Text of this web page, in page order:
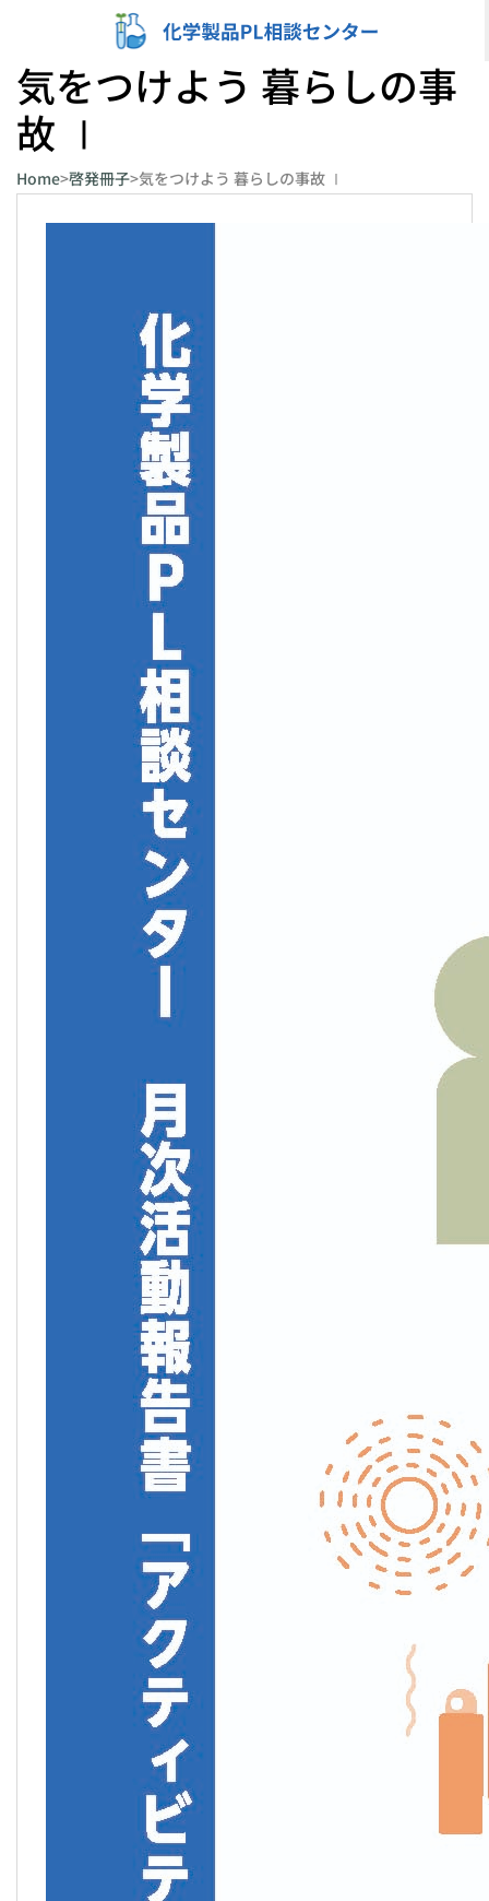
気をつけよう 暮らしの事
故 Ⅰ
Home>啓発冊子>気をつけよう 暮らしの事故 Ⅰ